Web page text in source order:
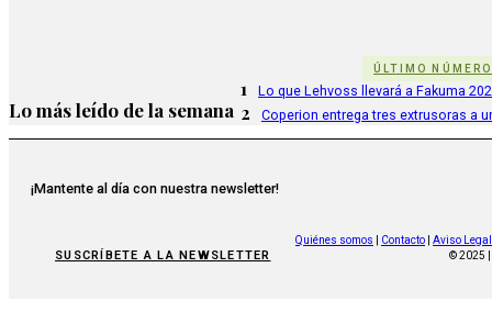
ÚLTIMO NÚMERO
Lo más leído de la semana
1 Lo que Lehvoss llevará a Fakuma
2 Coperion entrega tres extrusoras a
¡Mantente al día con nuestra newsletter!
SUSCRÍBETE A LA NEWSLETTER
Quiénes somos Contacto
Aviso Legal
© 2025